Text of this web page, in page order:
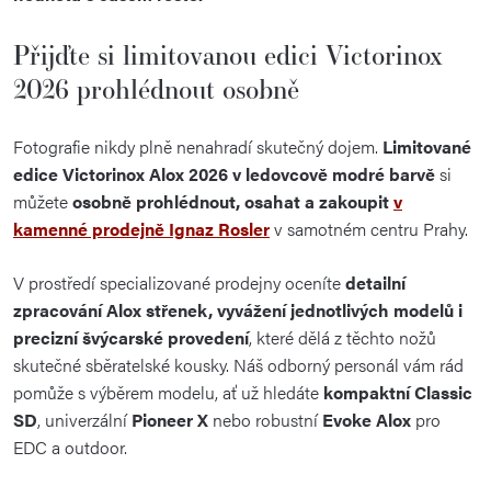
Přijďte si limitovanou edici Victorinox
2026 prohlédnout osobně
Fotografie nikdy plně nenahradí skutečný dojem. Limitované
edice Victorinox Alox 2026 v ledovcově modré barvěsi
můžeteosobně prohlédnout, osahat a zakoupitv
kamenné prodejně Ignaz Roslerv samotném centru Prahy.
V prostředí specializované prodejny ocenítedetailní
zpracování Alox střenek, vyvážení jednotlivých modelů i
precizní švýcarské provedení, které dělá z těchto nožů
skutečné sběratelské kousky. Náš odborný personál vám rád
pomůže s výběrem modelu, ať už hledáte kompaktní Classic
SD, univerzálníPioneer X nebo robustníEvoke Alox pro
EDC a outdoor.